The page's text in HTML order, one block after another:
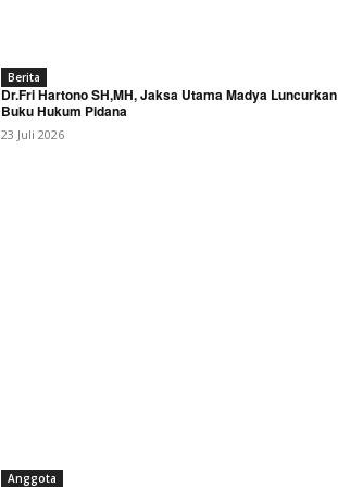
Berita
Dr.Fri Hartono SH,MH, Jaksa Utama Madya
Buku Hukum Pidana
23 Juli 2026
Anggota